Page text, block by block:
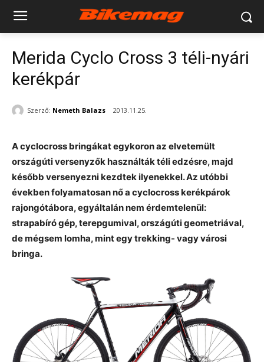
Merida Cyclo Cross 3 téli-nyári
kerékpár
Szerző: Nemeth Balazs 2013.11.25.
A cyclocross bringákat egykoron az elvetemült
országúti versenyzők használták téli edzésre, majd
később versenyezni kezdtek ilyenekkel. Az utóbbi
években folyamatosan nő a cyclocross kerékpárok
rajongótábora, egyáltalán nem érdemtelenül:
strapabíró gép, terepgumival, országúti geometriával,
de mégsem lomha, mint egy trekking- vagy városi
bringa.